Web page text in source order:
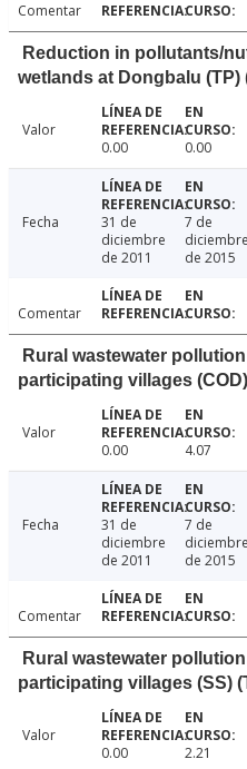
Comentar
Reduction in pollutants/
wetlands at Dongbalu (TP)
Valor
0.00
0.00
Fecha
31 de
diciembre
de 2011
7 de
diciembre
de 2015
Comentar
Rural wastewater
participating villages
Valor
0.00
4.07
Fecha
31 de
diciembre
de 2011
7 de
diciembre
de 2015
Comentar
Rural wastewater
participating villages (SS)
Valor
0.00
2.21